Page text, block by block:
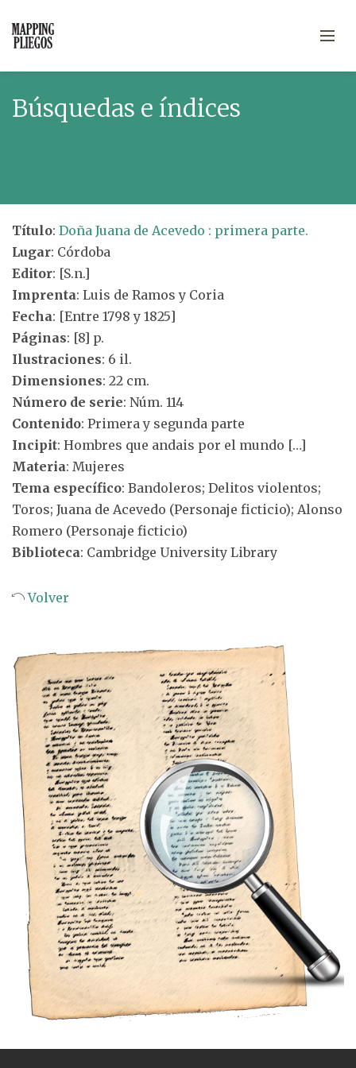
Búsquedas e índices
Título: Doña Juana de Acevedo : primera parte.
Lugar: Córdoba
Editor: [S.n.]
Imprenta: Luis de Ramos y Coria
Fecha: [Entre 1798 y 1825]
Páginas: [8] p.
Ilustraciones: 6 il.
Dimensiones: 22 cm.
Número de serie: Núm. 114
Contenido: Primera y segunda parte
Incipit: Hombres que andais por el mundo […]
Materia: Mujeres
Tema específico: Bandoleros; Delitos violentos;
Toros; Juana de Acevedo (Personaje ficticio); Alonso
Romero (Personaje ficticio)
Biblioteca: Cambridge University Library
Volver